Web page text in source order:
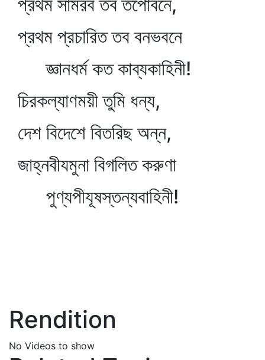
প্রথম প্রচারিত তব বনভবনে
জ্ঞানধর্ম কত কাব্যকাহিনী!
চিরকল্যাণময়ী তুমি ধন্য,
দেশ বিদেশে বিতরিছ অন্ন,
জাহ্নবীযমুনা বিগলিত করুণা
পুণ্যপীযূষস্তন্যবাহিনী!
Rendition
No Videos to show